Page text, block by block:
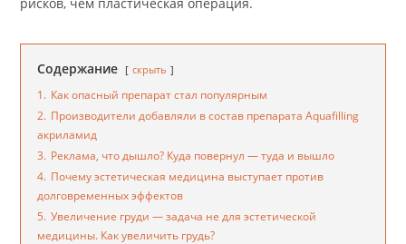
Содержание скрыть
1. Как опасный препарат стал популярным
2. Производители добавляли в состав препарата Aquafilling
акриламид
3. Реклама, что дышло? Куда повернул — туда и вышло
4. Почему эстетическая медицина выступает против
долговременных эффектов
5. Увеличение груди — задача не для эстетической
медицины. Как увеличить грудь?